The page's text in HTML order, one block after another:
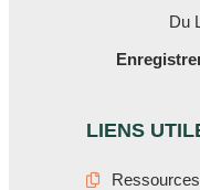
Du
LIENS